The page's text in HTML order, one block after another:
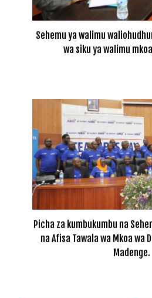
Sehemu ya walimu
wa siku ya walimu
Picha za kumbukumbu na
na Afisa Tawala wa Mkoa wa
Madenge.